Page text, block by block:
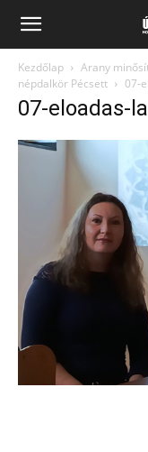
Kezdőlap
Arany
népdalkör Pécsett
07-
07-eloadas-